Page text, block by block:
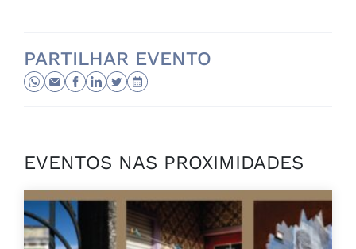
PARTILHAR EVENTO
EVENTOS NAS PROXIMIDADES